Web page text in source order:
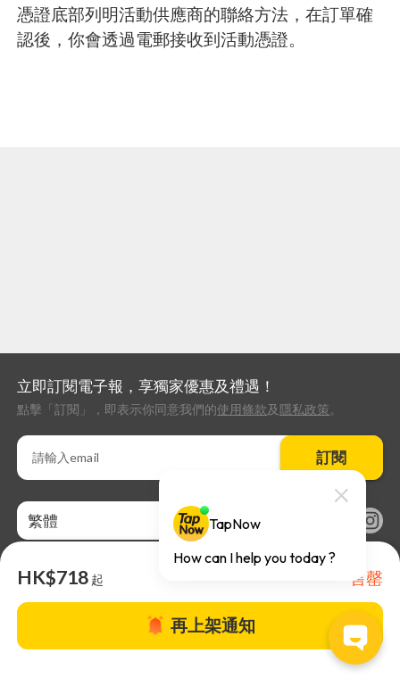
憑證底部列明活動供應商的聯絡方法，在訂單確
認後，你會透過電郵接收到活動憑證。
HK$718 起 售罄
再上架通知
立即訂閱電子報，享獨家優惠及禮遇！
點擊「訂閱」，即表示你同意我們的使用條款及 隱私政策。
訂閱
繁體
關於TapNow |TapNow Blog |加入成為合作夥伴|網站條款 |幫助